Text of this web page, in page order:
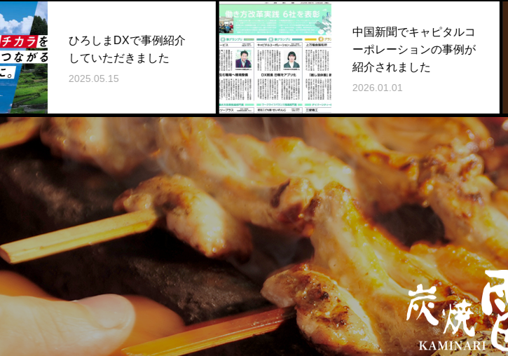
しまDXで事例紹介
いただきました
中国新聞でキャピタルコ
ーポレーションの事例が
紹介されました
2026.01.01